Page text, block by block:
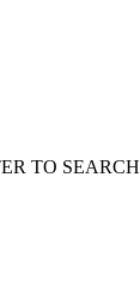
TO SEARCH